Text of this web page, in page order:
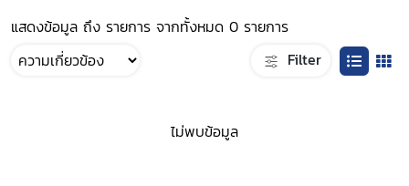
แสดงข้อมูล ถึง รายการ จากทั้งหมด 0 รายการ
Filter
ไม่พบข้อมูล